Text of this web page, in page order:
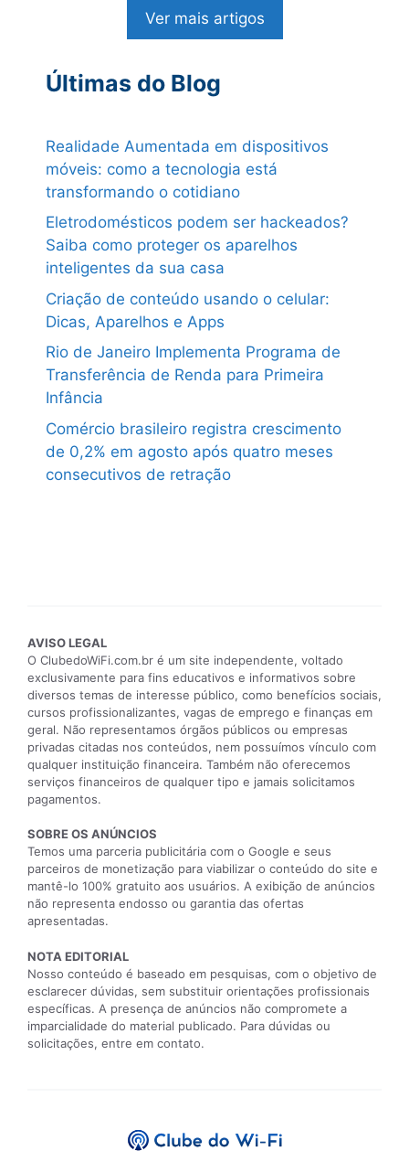
Ver mais artigos
Últimas do Blog
Realidade Aumentada em dispositivos
móveis: como a tecnologia está
transformando o cotidiano
Eletrodomésticos podem ser hackeados?
Saiba como proteger os aparelhos
inteligentes da sua casa
Criação de conteúdo usando o celular:
Dicas, Aparelhos e Apps
Rio de Janeiro Implementa Programa de
Transferência de Renda para Primeira
Infância
Comércio brasileiro registra crescimento
de 0,2% em agosto após quatro meses
consecutivos de retração
AVISO LEGAL
O ClubedoWiFi.com.br é um site independente, voltado
exclusivamente para fins educativos e informativos sobre
diversos temas de interesse público, como benefícios sociais,
cursos profissionalizantes, vagas de emprego e finanças em
geral. Não representamos órgãos públicos ou empresas
privadas citadas nos conteúdos, nem possuímos vínculo com
qualquer instituição financeira. Também não oferecemos
serviços financeiros de qualquer tipo e jamais solicitamos
pagamentos.
SOBRE OS ANÚNCIOS
Temos uma parceria publicitária com o Google e seus
parceiros de monetização para viabilizar o conteúdo do site e
mantê-lo 100% gratuito aos usuários. A exibição de anúncios
não representa endosso ou garantia das ofertas
apresentadas.
NOTA EDITORIAL
Nosso conteúdo é baseado em pesquisas, com o objetivo de
esclarecer dúvidas, sem substituir orientações profissionais
específicas. A presença de anúncios não compromete a
imparcialidade do material publicado. Para dúvidas ou
solicitações, entre em contato.